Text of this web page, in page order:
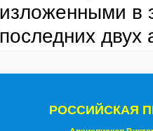
изложенными в
последних двух
РОССИЙСКАЯ